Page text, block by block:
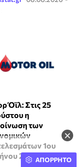
×
Όϊλ: Στις 25
η
των
1ου
2026ΑΠΟΡΡΗΤΟ